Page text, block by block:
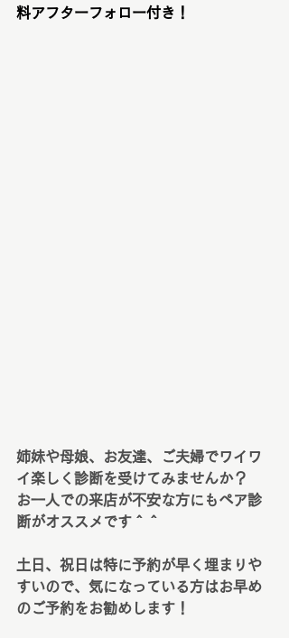
料アフターフォロー付き！
姉妹や母娘、お友達、ご夫婦でワイワ
イ楽しく診断を受けてみませんか？
お一人での来店が不安な方にもペア診
断がオススメです＾＾
土日、祝日は特に予約が早く埋まりや
すいので、気になっている方はお早め
のご予約をお勧めします！